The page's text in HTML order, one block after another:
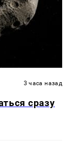
3 часа назад
сразу